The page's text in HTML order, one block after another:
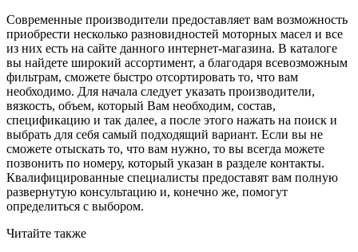
Современные производители предоставляет вам возможность
приобрести несколько разновидностей моторных масел и все
из них есть на сайте данного интернет-магазина. В каталоге
вы найдете широкий ассортимент, а благодаря всевозможным
фильтрам, сможете быстро отсортировать то, что вам
необходимо. Для начала следует указать производители,
вязкость, объем, который Вам необходим, состав,
спецификацию и так далее, а после этого нажать на поиск и
выбрать для себя самый подходящий вариант. Если вы не
сможете отыскать то, что вам нужно, то вы всегда можете
позвонить по номеру, который указан в разделе контакты.
Квалифицированные специалисты предоставят вам полную
развернутую консультацию и, конечно же, помогут
определиться с выбором.
Читайте также